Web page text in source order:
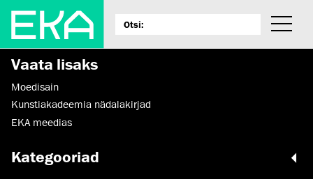
Vaata lisaks
Moedisain
Kunstiakadeemia nädalakirjad
EKA meedias
Kategooriad